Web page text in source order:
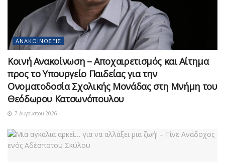
ΑΝΑΚΟΙΝΏΣΕΙΣ
Κοινή Ανακοίνωση – Αποχαιρετισμός και Αίτημα
προς το Υπουργείο Παιδείας για την
Ονοματοδοσία Σχολικής Μονάδας στη Μνήμη του
Θεόδωρου Κατσωνόπουλου
7 Αυγούστου 2026